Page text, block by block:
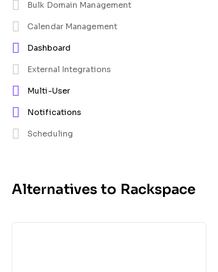
Bulk Domain Management
Calendar Management
Dashboard
External Integrations
Multi-User
Notifications
Scheduling
Alternatives to Rackspace